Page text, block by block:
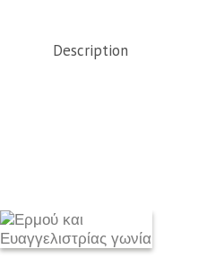
Description